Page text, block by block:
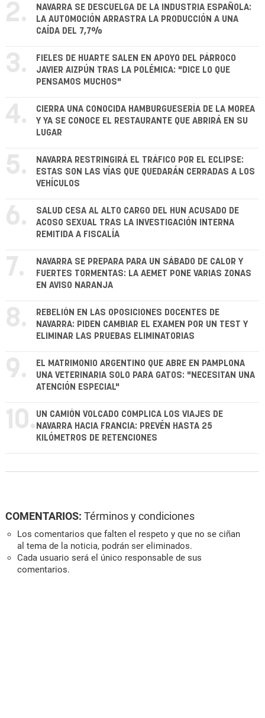
2.
NAVARRA SE DESCUELGA DE LA INDUSTRIA ESPAÑOLA:
LA AUTOMOCIÓN ARRASTRA LA PRODUCCIÓN A UNA
CAÍDA DEL 7,7%
3.
FIELES DE HUARTE SALEN EN APOYO DEL PÁRROCO
JAVIER AIZPÚN TRAS LA POLÉMICA: "DICE LO QUE
PENSAMOS MUCHOS"
4.
CIERRA UNA CONOCIDA HAMBURGUESERÍA DE LA MOREA
Y YA SE CONOCE EL RESTAURANTE QUE ABRIRÁ EN SU
LUGAR
5.
NAVARRA RESTRINGIRÁ EL TRÁFICO POR EL ECLIPSE:
ESTAS SON LAS VÍAS QUE QUEDARÁN CERRADAS A LOS
VEHÍCULOS
6.
SALUD CESA AL ALTO CARGO DEL HUN ACUSADO DE
ACOSO SEXUAL TRAS LA INVESTIGACIÓN INTERNA
REMITIDA A FISCALÍA
7.
NAVARRA SE PREPARA PARA UN SÁBADO DE CALOR Y
FUERTES TORMENTAS: LA AEMET PONE VARIAS ZONAS
EN AVISO NARANJA
8.
REBELIÓN EN LAS OPOSICIONES DOCENTES DE
NAVARRA: PIDEN CAMBIAR EL EXAMEN POR UN TEST Y
ELIMINAR LAS PRUEBAS ELIMINATORIAS
9.
EL MATRIMONIO ARGENTINO QUE ABRE EN PAMPLONA
UNA VETERINARIA SOLO PARA GATOS: "NECESITAN UNA
ATENCIÓN ESPECIAL"
10. UN CAMIÓN VOLCADO COMPLICA LOS VIAJES DE
NAVARRA HACIA FRANCIA: PREVÉN HASTA 25
KILÓMETROS DE RETENCIONES
COMENTARIOS: Términos y condiciones
Los comentarios que falten el respeto y que no se ciñan
al tema de la noticia, podrán ser eliminados.
Cada usuario será el único responsable de sus
comentarios.